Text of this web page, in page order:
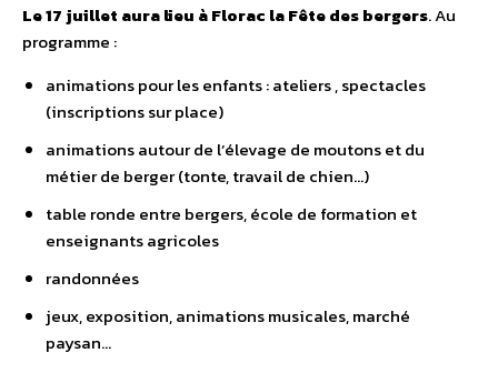
Le 17 juillet aura lieu à Florac la Fête des bergers. Au
programme :
animations pour les enfants : ateliers , spectacles
(inscriptions sur place)
animations autour de l’élevage de moutons et du
métier de berger (tonte, travail de chien…)
table ronde entre bergers, école de formation et
enseignants agricoles
randonnées
jeux, exposition, animations musicales, marché
paysan…